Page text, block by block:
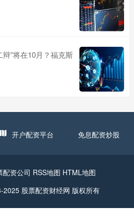
”将在10月？福克斯
开户配资平台 免息配资炒股
配资公司 RSS地图 HTML地图
2025 股票配资财经网 版权所有